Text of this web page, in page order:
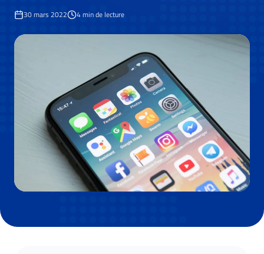
30 mars 2022 4min de lecture